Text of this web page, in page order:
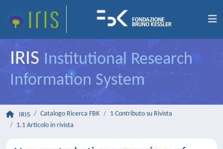
IRIS Institutional Research
Information System
IRIS Catalogo Ricerca FBK
1 Contributo su Rivista
1.1 Articolo in rivista